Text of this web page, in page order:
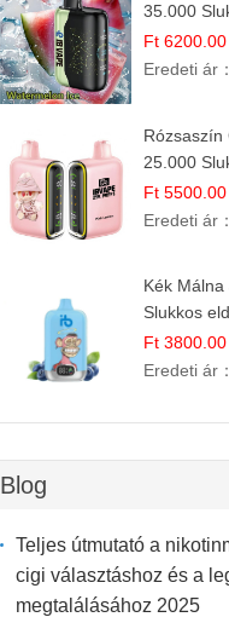
35.000
eldobható
IBVape
Ft 6200.00
Eredeti ár：
Rózsaszín
25.000
eldobható
IBvape Bar
Ft 5500.00
Eredeti ár：
Kék
Slukkos
| Frissítő
Ft 3800.00
Eredeti ár：
Blog
Teljes útmutató a
cigi választáshoz és a
megtalálásához 2025